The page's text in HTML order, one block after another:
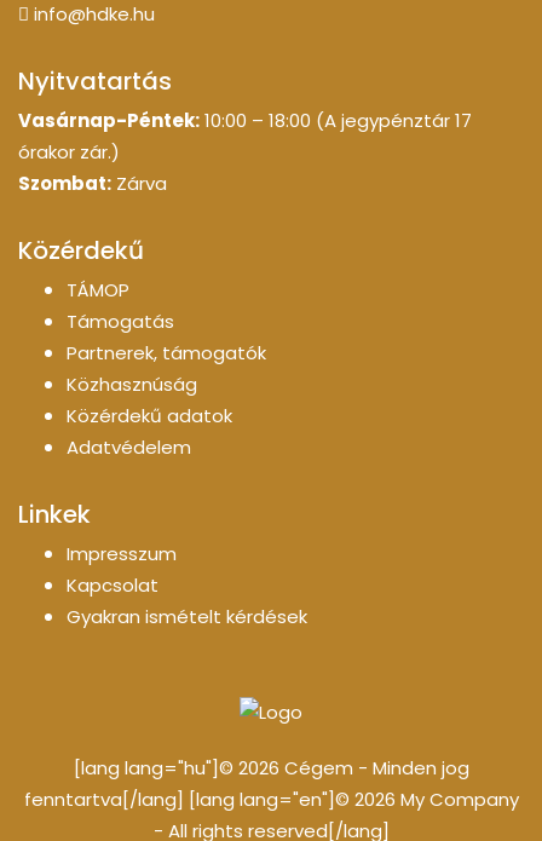
info@hdke.hu
Nyitvatartás
Vasárnap-Péntek:10:00 – 18:00 (A jegypénztár 17
órakor zár.)
Szombat: Zárva
Közérdekű
TÁMOP
Támogatás
Partnerek, támogatók
Közhasznúság
Közérdekű adatok
Adatvédelem
Linkek
Impresszum
Kapcsolat
Gyakran ismételt kérdések
[lang lang="hu"]© 2026 Cégem - Minden jog
fenntartva[/lang] [lang lang="en"]© 2026 My Company
- All rights reserved[/lang]